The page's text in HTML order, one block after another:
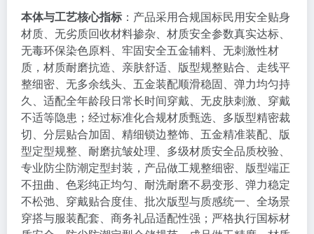
本体与工艺核心指标 ：产品采用合规国标民用安全贴身
材质、无劣质回收材料掺杂、材质安全参数真实达标、
无毒环保染色原料、牢固安全五金辅料、无刺激性材
质，材质耐磨抗造、亲肤舒适、版型规整贴合、走线平
整细密、无多余线头、五金装配顺滑稳固、弹力均匀持
久、适配全年龄段日常长时间穿戴、无皮肤刺激、穿戴
不适等隐患；经过标准化合规材质甄选、多版型精密裁
切、分层贴合加固、精细锁边整饰、五金精准装配、版
型定型规整、耐磨抗皱处理、多级材质安全品质校验、
专业防尘防潮定型封装，产品做工规整细密、版型端正
不扭曲、色彩纯正均匀、耐洗耐磨不易变形、弹力稳定
不松弛、穿戴贴合度佳、批次版型与质感统一、全场景
穿搭与服装配套、商务礼品适配性强；严格执行国标材